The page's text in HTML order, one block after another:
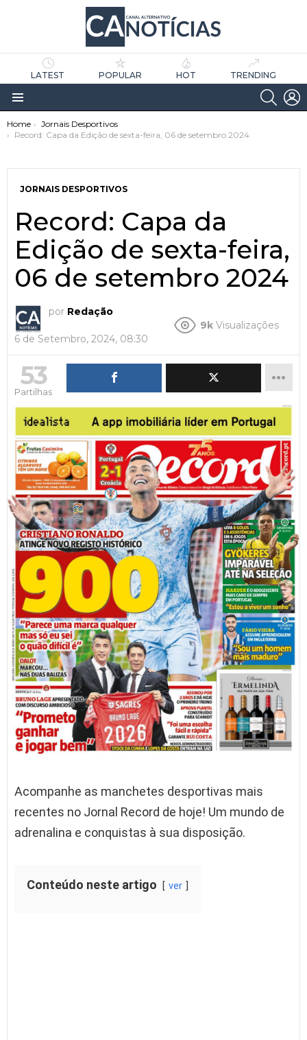
LATEST POPULAR HOT TRENDING
Menu
You are here:
Home
Jornais Desportivos
Record: Capa da Edição de sexta-feira, 06 de setembro 2024
JORNAIS DESPORTIVOS
Record: Capa da
Edição de sexta-feira,
06 de setembro 2024
por Redação
6 de Setembro, 2024, 08:30
9k Visualizações
53
Partilhas
Acompanhe as manchetes desportivas mais
recentes no Jornal Record de hoje! Um mundo de
adrenalina e conquistas à sua disposição.
Conteúdo neste artigo ver